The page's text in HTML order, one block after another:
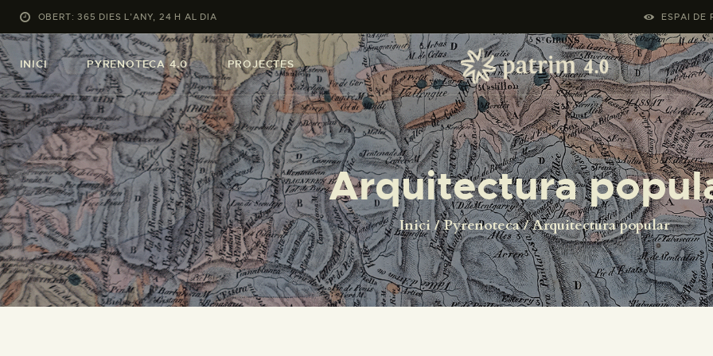
OBERT: 365 DIES L’ANY, 24 H AL DIA ESPAI DE
INICI PYRENOTECA 4.0 PROJECTES
Arquitectura
Inici Pyrenoteca Arquitectura popular
PYRENOTECA 4.0
PROJECTES
LA XARXA
CONTACTE
PROJECTES